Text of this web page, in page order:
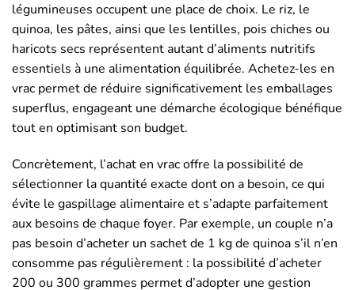
légumineuses occupent une place de choix. Le riz, le
quinoa, les pâtes, ainsi que les lentilles, pois chiches ou
haricots secs représentent autant d’aliments nutritifs
essentiels à une alimentation équilibrée. Achetez-les en
vrac permet de réduire significativement les emballages
superflus, engageant une démarche écologique bénéfique
tout en optimisant son budget.
Concrètement, l’achat en vrac offre la possibilité de
sélectionner la quantité exacte dont on a besoin, ce qui
évite le gaspillage alimentaire et s’adapte parfaitement
aux besoins de chaque foyer. Par exemple, un couple n’a
pas besoin d’acheter un sachet de 1 kg de quinoa s’il n’en
consomme pas régulièrement : la possibilité d’acheter
200 ou 300 grammes permet d’adopter une gestion